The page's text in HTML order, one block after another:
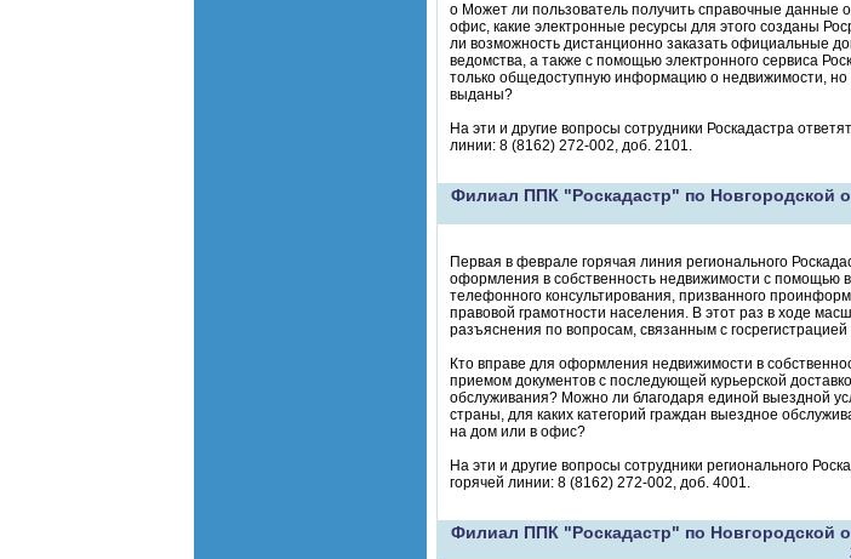
o Может ли пользователь получить справочные данные
офис, какие электронные ресурсы для этого созданы
ли возможность дистанционно заказать официальные
ведомства, а также с помощью электронного сервиса
только общедоступную информацию о недвижимости, но
выданы?
На эти и другие вопросы сотрудники Роскадастра
линии: 8 (8162) 272-002, доб. 2101.
Филиал ППК "Роскадастр" по Новгородской
Первая в феврале горячая линия регионального
оформления в собственность недвижимости с помощью
телефонного консультирования, призванного
правовой грамотности населения. В этот раз в ходе
разъяснения по вопросам, связанным с
Кто вправе для оформления недвижимости в
приемом документов с последующей курьерской
обслуживания? Можно ли благодаря единой выездной
страны, для каких категорий граждан выездное
на дом или в офис?
На эти и другие вопросы сотрудники регионального
горячей линии: 8 (8162) 272-002, доб. 4001.
Филиал ППК "Роскадастр" по Новгородской